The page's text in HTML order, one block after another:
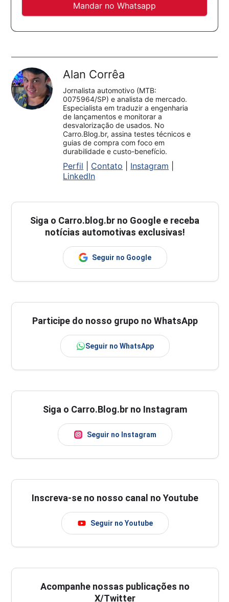
Mandar no Whatsapp
Alan Corrêa
Jornalista automotivo (MTB:
0075964/SP) e analista de mercado.
Especialista em traduzir a engenharia
de lançamentos e monitorar a
desvalorização de usados. No
Carro.Blog.br, assina testes técnicos e
guias de compra com foco em
durabilidade e custo-benefício.
Perfil Contato Instagram
LinkedIn
Siga o Carro.blog.br no Google e receba
notícias automotivas exclusivas!
Seguir no Google
Participe do nosso grupo no WhatsApp
Seguir no WhatsApp
Siga o Carro.Blog.br no Instagram
Seguir no Instagram
Inscreva-se no nosso canal no Youtube
Seguir no Youtube
Acompanhe nossas publicações no
X/Twitter